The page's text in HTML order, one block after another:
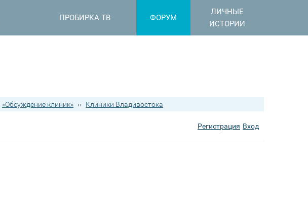
ПРОБИРКА ТВ ФОРУМ
ЛИЧНЫЕ
ИСТОРИИ
«Обсуждение клиник» ›› Клиники Владивостока
Регистрация Вход